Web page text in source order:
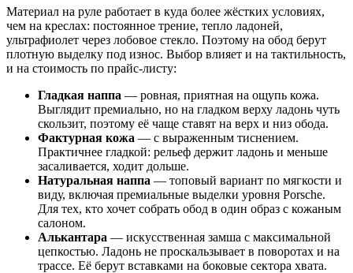
Материал на руле работает в куда более жёстких условиях,
чем на креслах: постоянное трение, тепло ладоней,
ультрафиолет через лобовое стекло. Поэтому на обод берут
плотную выделку под износ. Выбор влияет и на тактильность,
и на стоимость по прайс-листу:
Гладкая наппа — ровная, приятная на ощупь кожа.
Выглядит премиально, но на гладком верху ладонь чуть
скользит, поэтому её чаще ставят на верх и низ обода.
Фактурная кожа — с выраженным тиснением.
Практичнее гладкой: рельеф держит ладонь и меньше
засаливается, ходит дольше.
Натуральная наппа — топовый вариант по мягкости и
виду, включая премиальные выделки уровня Porsche.
Для тех, кто хочет собрать обод в один образ с кожаным
салоном.
Алькантара — искусственная замша с максимальной
цепкостью. Ладонь не проскальзывает в поворотах и на
трассе. Её берут вставками на боковые сектора хвата.